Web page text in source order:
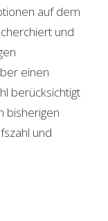
auf dem
und
einen
berücksichtigt
bisherigen
und